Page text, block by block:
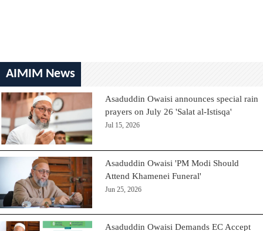
AIMIM News
Asaduddin Owaisi announces special rain
prayers on July 26 'Salat al-Istisqa'
Jul 15, 2026
Asaduddin Owaisi 'PM Modi Should
Attend Khamenei Funeral'
Jun 25, 2026
Asaduddin Owaisi Demands EC Accept